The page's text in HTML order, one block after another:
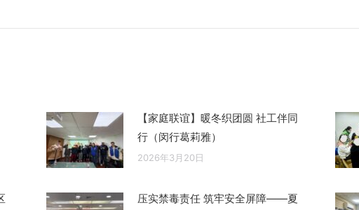
的
【家庭联谊】暖冬织团圆 社工伴同
行（闵行葛莉雅）
2026年3月20日
压实禁毒责任 筑牢安全屏障——夏